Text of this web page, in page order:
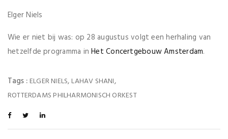
Elger Niels
Wie er niet bij was: op 28 augustus volgt een herhaling van
hetzelfde programma inHet Concertgebouw Amsterdam.
Tags : ELGER NIELS, LAHAV SHANI,
ROTTERDAMS PHILHARMONISCH ORKEST